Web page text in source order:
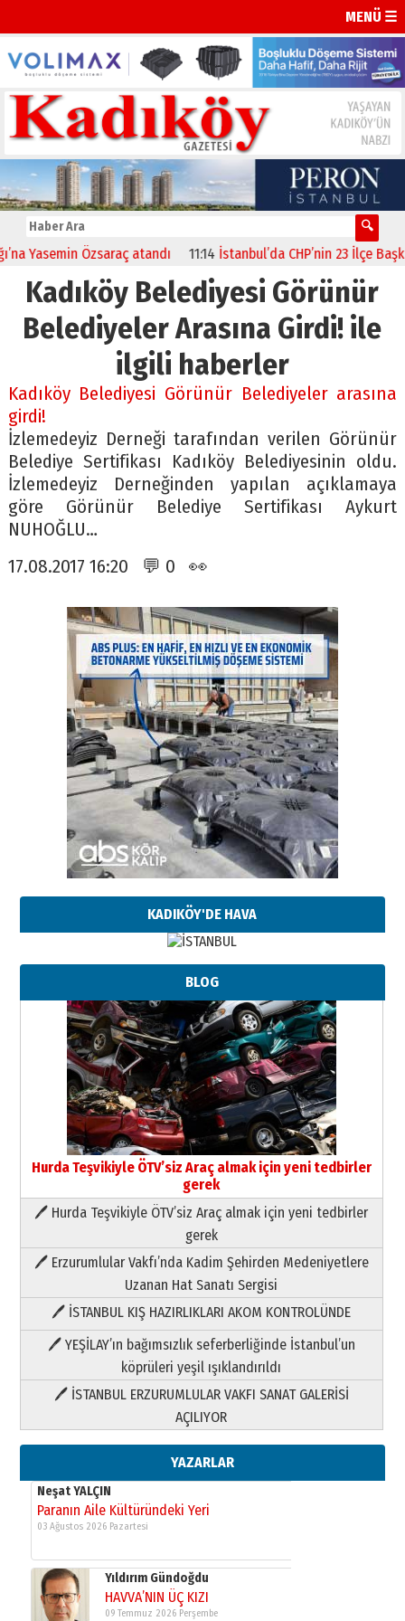
MENÜ ☰
Yasemin Özsaraç atandı 11:14 İstanbul’da CHP’nin 23 İlçe
Kadıköy Belediyesi Görünür
Belediyeler Arasına Girdi! ile
ilgili haberler
Kadıköy Belediyesi Görünür Belediyeler arasına
girdi!
İzlemedeyiz Derneği tarafından verilen Görünür
Belediye Sertifikası Kadıköy Belediyesinin oldu.
İzlemedeyiz Derneğinden yapılan açıklamaya
göre Görünür Belediye Sertifikası Aykurt
NUHOĞLU…
17.08.2017 16:20 💬 0 👀
KADIKÖY'DE HAVA
BLOG
Hurda Teşvikiyle ÖTV’siz Araç almak için yeni tedbirler
gerek
🖊 Hurda Teşvikiyle ÖTV’siz Araç almak için yeni tedbirler
gerek
🖊 Erzurumlular Vakfı’nda Kadim Şehirden Medeniyetlere
Uzanan Hat Sanatı Sergisi
🖊 İSTANBUL KIŞ HAZIRLIKLARI AKOM KONTROLÜNDE
🖊 YEŞİLAY’ın bağımsızlık seferberliğinde İstanbul’un
köprüleri yeşil ışıklandırıldı
🖊 İSTANBUL ERZURUMLULAR VAKFI SANAT GALERİSİ
AÇILIYOR
YAZARLAR
Paranın Aile Kültüründeki Yeri
03 Ağustos 2026 Pazartesi
Yıldırım Gündoğdu
HAVVA’NIN ÜÇ KIZI
09 Temmuz 2026 Perşembe
Yusuf POLAT
Şampiyonluk Sebahattin Şirin’e
11 Mayıs 2026 Pazartesi
Neşat YALÇIN
Paranın Aile Kültüründeki Yeri
03 Ağustos 2026 Pazartesi
Yıldırım Gündoğdu
HAVVA’NIN ÜÇ KIZI
09 Temmuz 2026 Perşembe